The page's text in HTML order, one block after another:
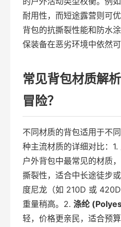
耐用性，而短途露营则可
背包的抗撕裂性能和防水
保装备在恶劣环境中依然可
常见背包材质解
冒险？
不同材质的背包适用于不
种主流材质的详细对比：1.
户外背包中最常见的材质
撕裂性，适合中长途徒步
度尼龙（如 210D 或
重量稍高。2. 涤纶
轻，价格更亲民，适合预